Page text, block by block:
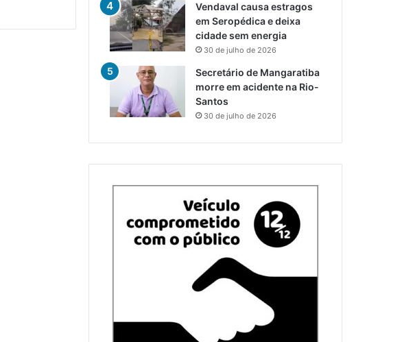
Vendaval causa estragos
em Seropédica e deixa
cidade sem energia
30 de julho de 2026
Secretário de Mangaratiba
morre em acidente na Rio-
Santos
30 de julho de 2026